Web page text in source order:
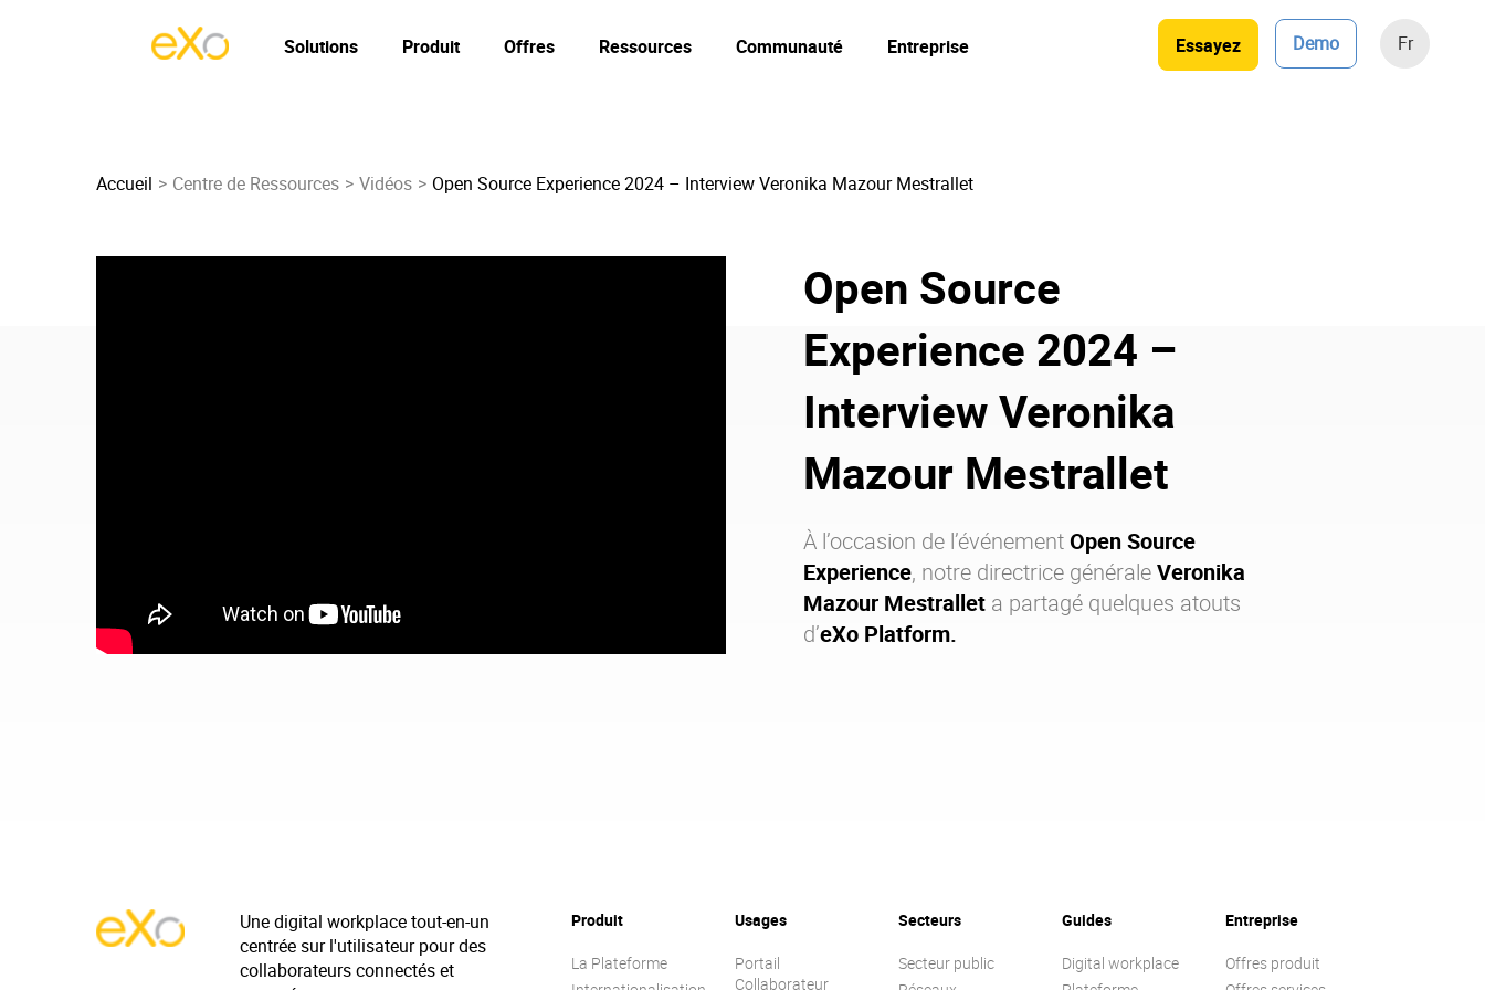
Essayez Demo Fr
Solutions Produit Offres Ressources Communauté Entreprise
Accueil Centre de Ressources Vidéos Open Source Experience 2024 – Interview Veronika Mazour Mestrallet
Open Source
Experience 2024 –
Interview Veronika
Mazour Mestrallet
À l’occasion de l’événementOpen Source
Experience, notre directrice généraleVeronika
Mazour Mestrallet a partagé quelques atouts
d’eXo Platform.
Une digital workplace tout-en-un
centrée sur l'utilisateur pour des
collaborateurs connectés et
Produit
La Plateforme
Usages
Portail
Collaborateur
Secteurs
Secteur public
Guides
Digital workplace
Entreprise
Offres produit